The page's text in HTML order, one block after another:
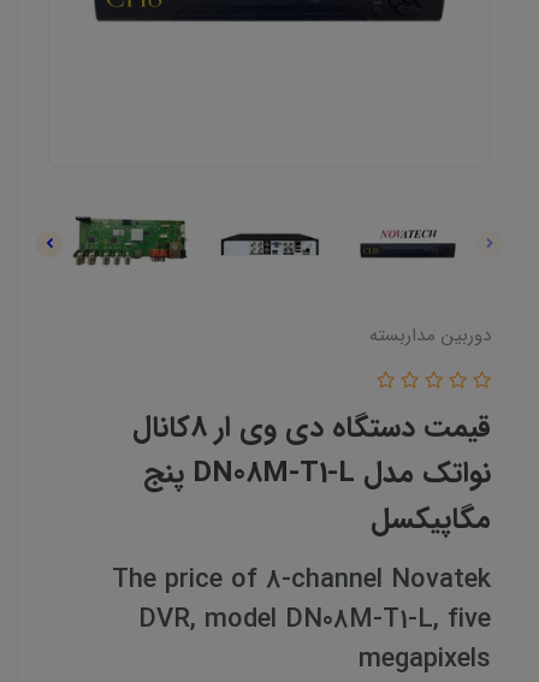
دوربین مداربسته
قیمت دستگاه دی وی ار 8کانال
نواتک مدل DN08M-T1-L پنج
مگاپیکسل
The price of 8-channel Novatek
DVR, model DN08M-T1-L, five
megapixels